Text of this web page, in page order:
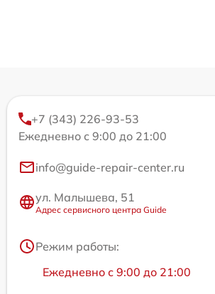
+7 (343) 226-93-53
Ежедневно с 9:00 до 21:00
info@guide-repair-center.ru
ул. Малышева, 51
Адрес сервисного центра Guide
Режим работы:
Ежедневно с 9:00 до 21:00